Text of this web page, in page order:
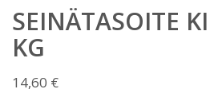
SEINÄTASOITE
KG
14,60 €